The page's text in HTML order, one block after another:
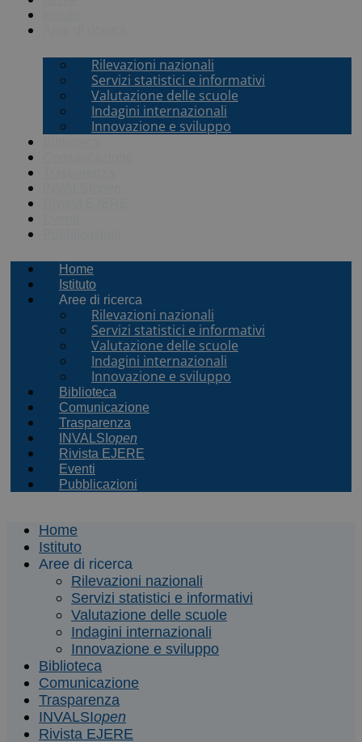
Rilevazioni nazionali
Servizi statistici e informativi
Valutazione delle scuole
Indagini internazionali
Innovazione e sviluppo
Home
Istituto
Aree di ricerca
Rilevazioni nazionali
Servizi statistici e informativi
Valutazione delle scuole
Indagini internazionali
Innovazione e sviluppo
Biblioteca
Comunicazione
Trasparenza
INVALSI open
Rivista EJERE
Eventi
Pubblicazioni
Home
Istituto
Aree di ricerca
Rilevazioni nazionali
Servizi statistici e informativi
Valutazione delle scuole
Indagini internazionali
Innovazione e sviluppo
Biblioteca
Comunicazione
Trasparenza
INVALSIopen
Rivista EJERE